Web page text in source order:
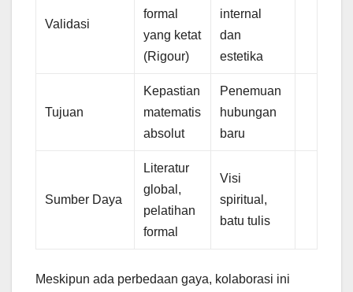
Validasi
formal
yang ketat
(Rigour)
internal
dan
estetika
Tujuan
Kepastian
matematis
absolut
Penemuan
hubungan
baru
Sumber Daya
Literatur
global,
pelatihan
formal
Visi
spiritual,
batu tulis
Meskipun ada perbedaan gaya, kolaborasi ini